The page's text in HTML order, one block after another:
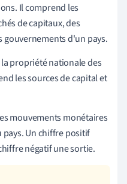
Il comprend les
de capitaux, des
gouvernements d'un pays.
propriété nationale des
les sources de capital et
mouvements monétaires
Un chiffre positif
négatif une sortie.